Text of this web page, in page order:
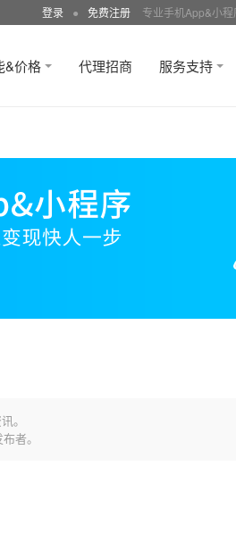
登录 ● 免费注册 专业手机App&小
&价格 代理招商 服务支持
。
者。